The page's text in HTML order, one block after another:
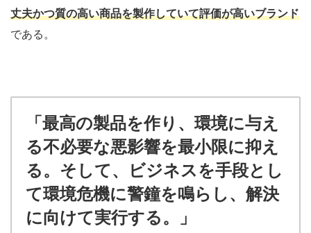
丈夫かつ質の高い商品を製作していて評価が高いブランド
である。
「最高の製品を作り、環境に与え
る不必要な悪影響を最小限に抑え
る。そして、ビジネスを手段とし
て環境危機に警鐘を鳴らし、解決
に向けて実行する。」